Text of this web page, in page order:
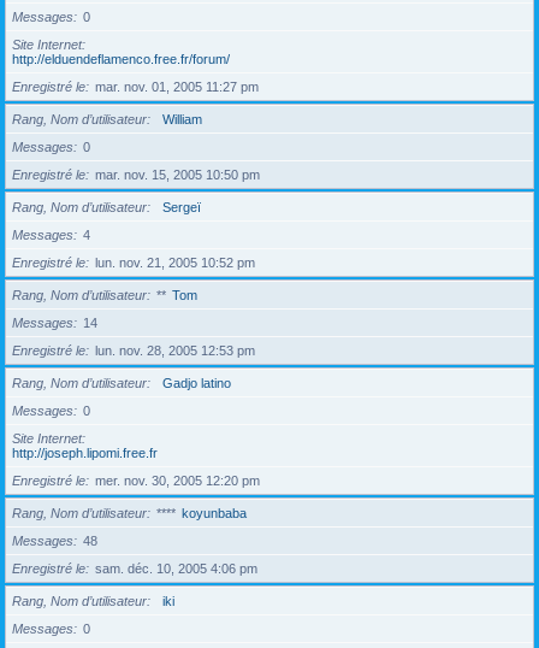
Messages
0
Site Internet
http://elduendeflamenco.free.fr/forum/
Enregistré le
mar. nov. 01, 2005 11:27 pm
Rang, Nom d’utilisateur
William
Messages
0
Enregistré le
mar. nov. 15, 2005 10:50 pm
Rang, Nom d’utilisateur
Sergeï
Messages
4
Enregistré le
lun. nov. 21, 2005 10:52 pm
Rang, Nom d’utilisateur ** Tom
Messages
14
Enregistré le
lun. nov. 28, 2005 12:53 pm
Rang, Nom d’utilisateur
Gadjo latino
Messages
0
Site Internet
http://joseph.lipomi.free.fr
Enregistré le
mer. nov. 30, 2005 12:20 pm
Rang, Nom d’utilisateur **** koyunbaba
Messages
48
Enregistré le
sam. déc. 10, 2005 4:06 pm
Rang, Nom d’utilisateur
iki
Messages
0